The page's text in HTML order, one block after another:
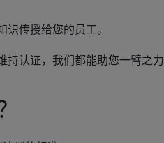
传授给您的员工。
持认证，我们都能助您一臂之力